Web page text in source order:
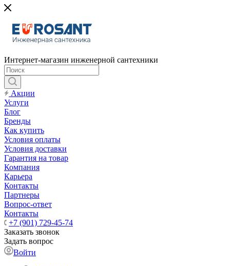
Интернет-магазин инженерной сантехники
Акции
Услуги
Блог
Бренды
Как купить
Условия оплаты
Условия доставки
Гарантия на товар
Компания
Карьера
Контакты
Партнеры
Вопрос-ответ
Контакты
+7 (901) 729-45-74
Заказать звонок
Задать вопрос
Войти